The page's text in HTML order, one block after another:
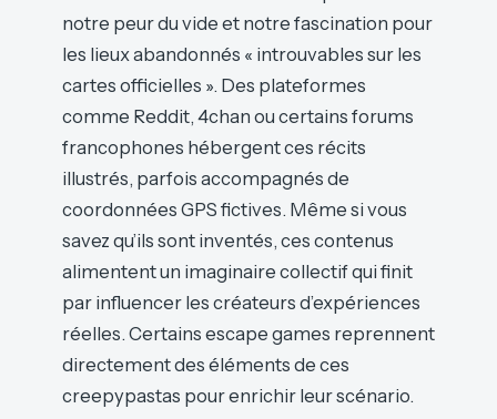
notre peur du vide et notre fascination pour
les lieux abandonnés « introuvables sur les
cartes officielles ». Des plateformes
comme Reddit, 4chan ou certains forums
francophones hébergent ces récits
illustrés, parfois accompagnés de
coordonnées GPS fictives. Même si vous
savez qu’ils sont inventés, ces contenus
alimentent un imaginaire collectif qui finit
par influencer les créateurs d’expériences
réelles. Certains escape games reprennent
directement des éléments de ces
creepypastas pour enrichir leur scénario.